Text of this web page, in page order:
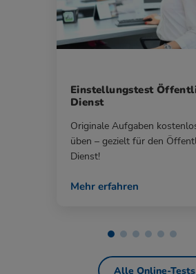
Einstellungstest
Dienst
Originale Aufgaben
üben – gezielt für den
Dienst!
Mehr erfahren
Alle Online-Tests